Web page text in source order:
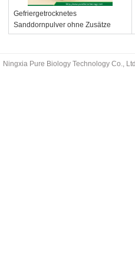
Gefriergetrocknetes
Sanddornpulver ohne Zusätze
Ningxia Pure Biology Technology Co.,